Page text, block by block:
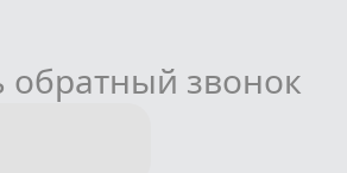
обратный звонок